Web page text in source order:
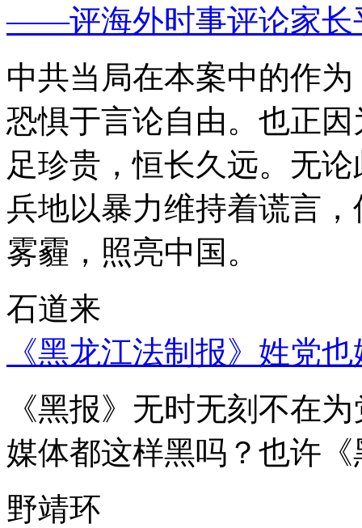
——评海外时事评论家长
中共当局在本案中的作
恐惧于言论自由。也正
足珍贵，恒长久远。无
兵地以暴力维持着谎言
雾霾，照亮中国。
石道来
《黑龙江法制报》姓党
《黑报》无时无刻不在
媒体都这样黑吗？也许
野靖环